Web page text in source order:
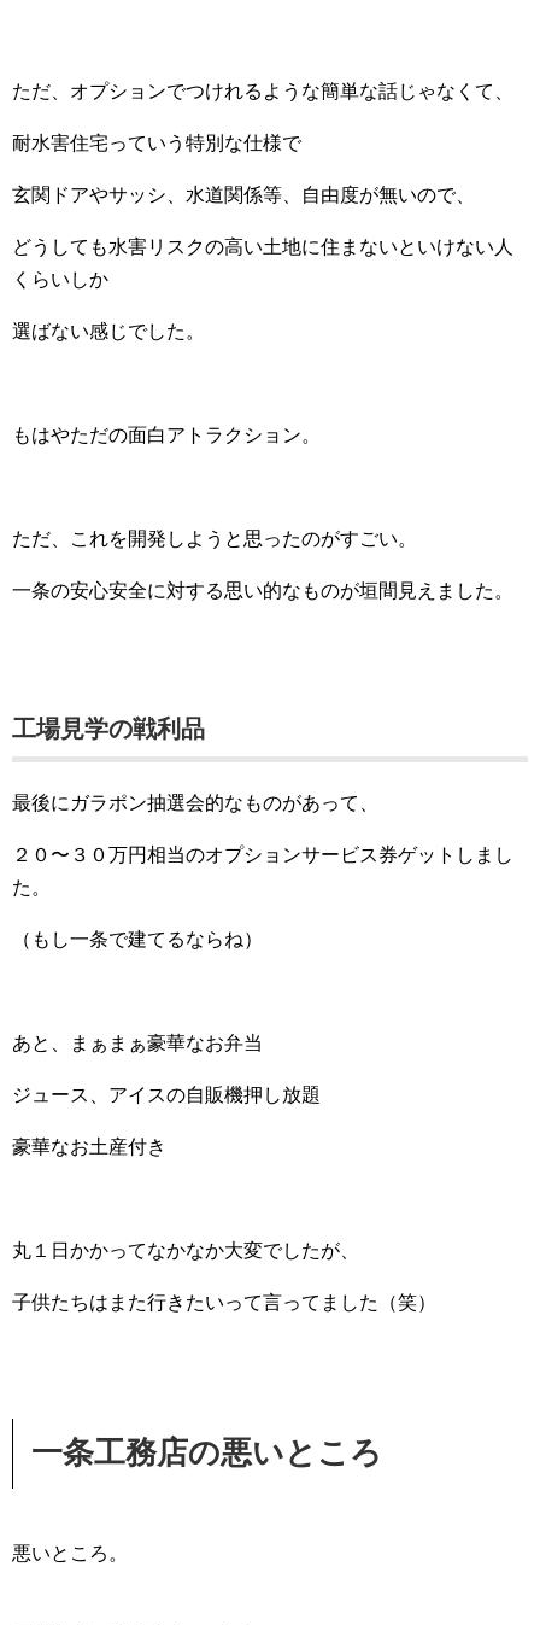
ただ、オプションでつけれるような簡単な話じゃなくて、
耐水害住宅っていう特別な仕様で
玄関ドアやサッシ、水道関係等、自由度が無いので、
どうしても水害リスクの高い土地に住まないといけない人
くらいしか
選ばない感じでした。
もはやただの面白アトラクション。
ただ、これを開発しようと思ったのがすごい。
一条の安心安全に対する思い的なものが垣間見えました。
工場見学の戦利品
最後にガラポン抽選会的なものがあって、
２０〜３０万円相当のオプションサービス券ゲットしまし
た。
（もし一条で建てるならね）
あと、まぁまぁ豪華なお弁当
ジュース、アイスの自販機押し放題
豪華なお土産付き
丸１日かかってなかなか大変でしたが、
子供たちはまた行きたいって言ってました（笑）
一条工務店の悪いところ
悪いところ。